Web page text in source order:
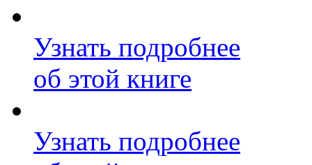
Узнать подробнее
об этой книге
Узнать подробнее